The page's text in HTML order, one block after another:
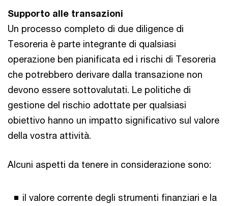
Supporto alle transazioni
Un processo completo di due diligence di
Tesoreria è parte integrante di qualsiasi
operazione ben pianificata ed i rischi di Tesoreria
che potrebbero derivare dalla transazione non
devono essere sottovalutati. Le politiche di
gestione del rischio adottate per qualsiasi
obiettivo hanno un impatto significativo sul valore
della vostra attività.
Alcuni aspetti da tenere in considerazione sono:
il valore corrente degli strumenti finanziari e la